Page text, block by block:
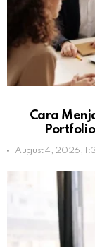
Cara
August 4, 2026,